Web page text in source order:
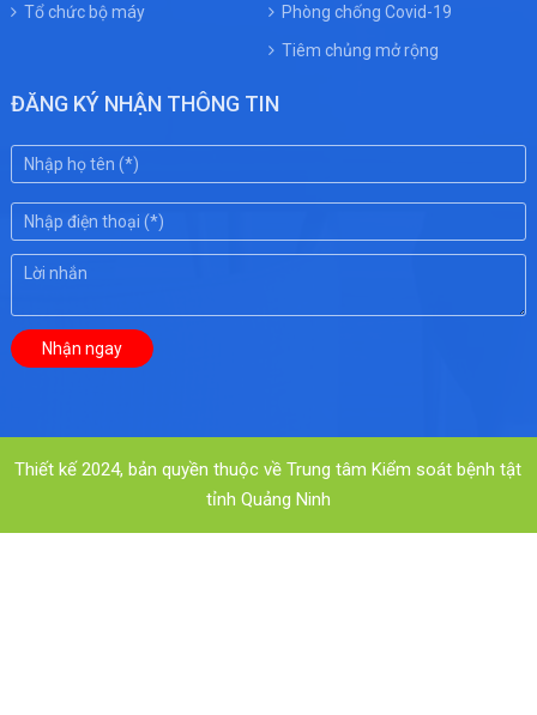
Tổ chức bộ máy
Phòng chống Covid-19
Tiêm chủng mở rộng
ĐĂNG KÝ NHẬN THÔNG TIN
Thiết kế 2024, bản quyền thuộc về Trung tâm Kiểm soát bệnh tật
tỉnh Quảng Ninh